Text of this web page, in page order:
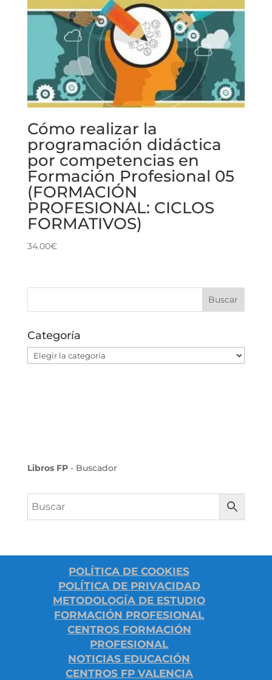
Cómo realizar la
programación didáctica
por competencias en
Formación Profesional 05
(FORMACIÓN
PROFESIONAL: CICLOS
FORMATIVOS)
34.00€
Categoría
Categoría
Libros FP- Buscador
POLÍTICA DE COOKIES
POLÍTICA DE PRIVACIDAD
METODOLOGÍA DE ESTUDIO
FORMACIÓN PROFESIONAL
CENTROS FORMACIÓN
PROFESIONAL
NOTICIAS EDUCACIÓN
CENTROS FP VALENCIA